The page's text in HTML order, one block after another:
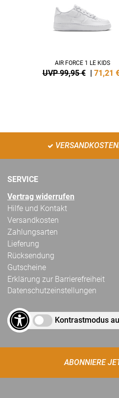
AIR FORCE 1 LE KIDS
UVP 99,95 € | 71,21
SERVICE
Vertrag widerrufen
Hilfe und Kontakt
Versandkosten
Zahlungsarten
Lieferung
Rücksendung
Gutscheine
Erklärung zur Barrierefreiheit
Datenschutzeinstellungen
Kontrastmodus
ABONNIERE